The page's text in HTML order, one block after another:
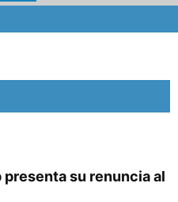
presenta su renuncia al